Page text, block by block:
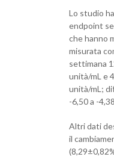
Lo studio
endpoint
che hanno
misurata
settimana
unità/mL e
unità/mL;
-6,50 a -
Altri dati
il